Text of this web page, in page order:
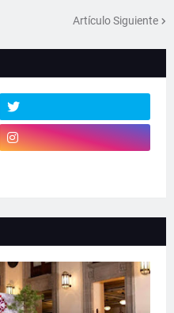
Artículo Siguiente